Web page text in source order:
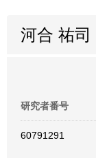
河合 祐司
研究者番号
60791291